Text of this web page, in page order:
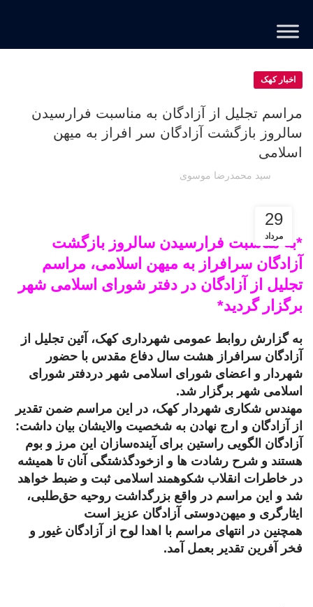
اخبار کهک
مراسم تجلیل از آزادگان به مناسبت فرارسیدن
سالروز بازگشت آزادگان سر افراز به میهن
اسلامی
سید محمدرضا موسوی
29
مرداد
*به مناسبت فرارسیدن سالروز بازگشت
آزادگان سرافراز به میهن اسلامی، مراسم
تجلیل از آزادگان در دفتر شورای اسلامی شهر
برگزار گردید*
به گزارش روابط عمومی شهرداری کهک، آئین تجلیل از
آزادگان سرافراز هشت سال دفاع مقدس با حضور
شهردار و اعضای شورای اسلامی شهر دردفتر شورای
اسلامی شهر برگزار شد.
مهندس شکاری شهردار کهک، در این مراسم ضمن تقدیر
از آزادگان و ارج نهادن به شخصیت والایشان بیان داشت:
آزادگان الگویی راستین برای آینده‌سازان این مرز و بوم
هستند و شرح رشادت ‌ها و ازخودگذشتگی آنان تا همیشه
در خاطرات انقلاب شکوهمند اسلامی ثبت و ضبط خواهد
شد و این مراسم در واقع بزرگداشت روحیه حق‌طلبی،
ایثارگری و میهن‌دوستی آزادگان عزیز است
همچنین در انتهای مراسم با اهدا لوح از آزادگان غیور و
فخر آفرین تقدیر بعمل آمد.